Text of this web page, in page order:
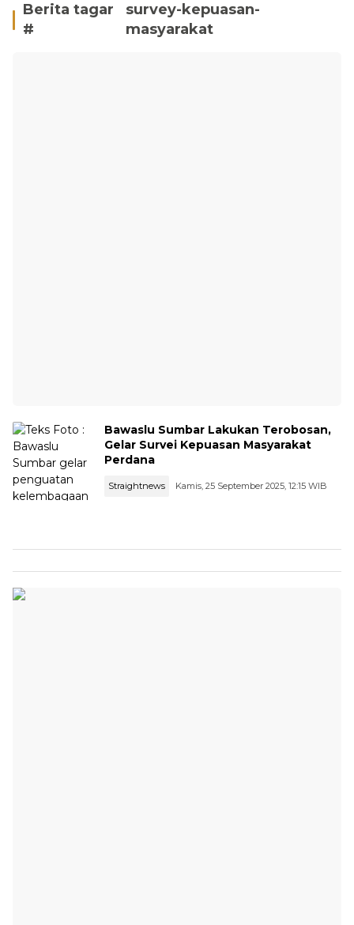
Berita tagar
#
survey-kepuasan-
masyarakat
Bawaslu Sumbar Lakukan Terobosan,
Gelar Survei Kepuasan Masyarakat
Perdana
Straightnews Kamis, 25 September 2025, 12:15 WIB